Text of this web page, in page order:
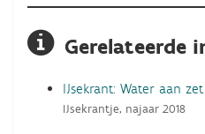
Gerelateerde
IJsekrant: Water aan
IJsekrantje, najaar 2018